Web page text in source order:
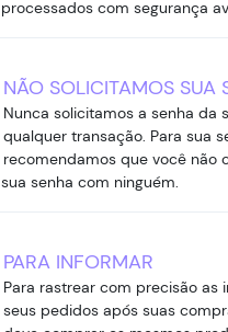
processados com segurança
NÃO SOLICITAMOS SUA
Nunca solicitamos a senha da
qualquer transação. Para sua
recomendamos que você não
sua senha com ninguém.
PARA INFORMAR
Para rastrear com precisão as
seus pedidos após suas